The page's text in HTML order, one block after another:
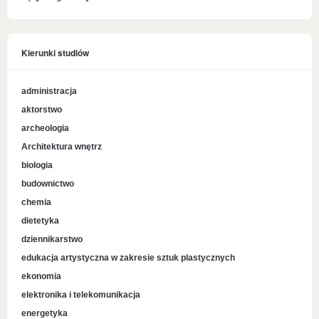
Kierunki studiów
administracja
aktorstwo
archeologia
Architektura wnętrz
biologia
budownictwo
chemia
dietetyka
dziennikarstwo
edukacja artystyczna w zakresie sztuk plastycznych
ekonomia
elektronika i telekomunikacja
energetyka